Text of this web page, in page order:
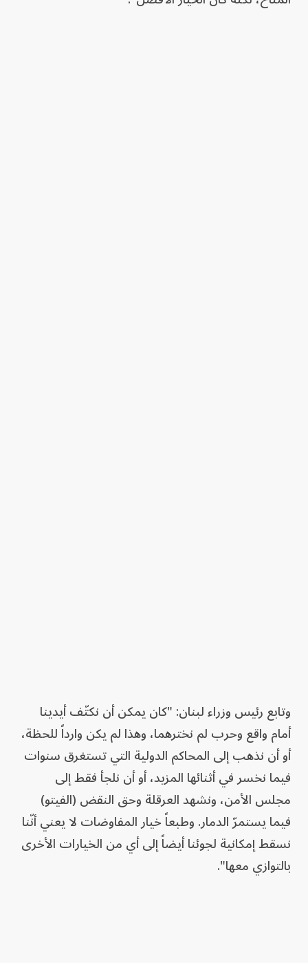
وتابع رئيس وزراء لبنان: "كان يمكن أن نكتّف أيدينا
أمام واقع وحرب لم نخترهما، وهذا لم يكن وارداً للحظة،
أو أن نذهب إلى المحاكم الدولية التي تستغرق سنوات
فيما نخسر في أثنائها المزيد، أو أن نلجأ فقط إلى
مجلس الأمن، ونشهد العرقلة وحق النقض (الفيتو)
فيما يستمرّ الدمار. وطبعاً خيار المفاوضات لا يعني أنّنا
نسقط إمكانية لجوئنا أيضاً إلى أي من الخيارات الأخرى
بالتوازي معها".